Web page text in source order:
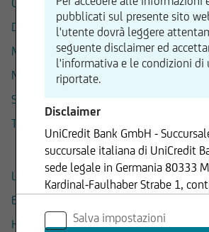
COCA COLA
DANONE
MCDONALD
NESTLE
STARBUCKS
THE KRAFT HEINZ COMPANY
L'OREAL
ESSILOR
H&M
pubblicati sul presente sito
l'utente dovrà leggere
seguente disclaimer ed
l'informativa e le condizioni di
riportate.
Disclaimer
UniCredit Bank GmbH -
succursale italiana di UniCredit
sede legale in Germania 80333
Kardinal-Faulhaber Strabe 1,
Bancario UniCredit.
Salva impostazioni